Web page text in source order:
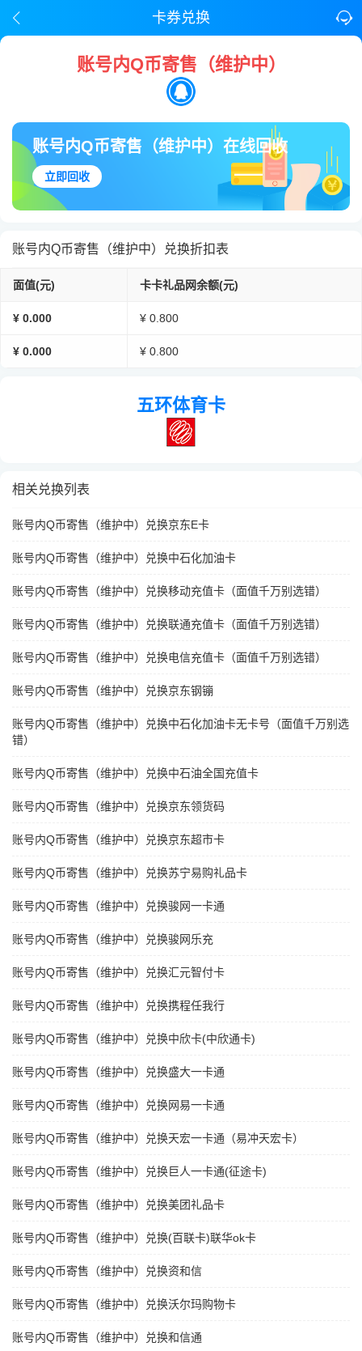
卡券兑换
账号内Q币寄售（维护中）
账号内Q币寄售（维护中）在线回收
立即回收
账号内Q币寄售（维护中）兑换折扣表
面值(元) 卡卡礼品网余额(元)
¥ 0.000 ¥ 0.800
¥ 0.000 ¥ 0.800
五环体育卡
相关兑换列表
账号内Q币寄售（维护中）兑换京东E卡
账号内Q币寄售（维护中）兑换中石化加油卡
账号内Q币寄售（维护中）兑换移动充值卡（面值千万别选错）
账号内Q币寄售（维护中）兑换联通充值卡（面值千万别选错）
账号内Q币寄售（维护中）兑换电信充值卡（面值千万别选错）
账号内Q币寄售（维护中）兑换京东钢镚
账号内Q币寄售（维护中）兑换中石化加油卡无卡号（面值千万别选
错）
账号内Q币寄售（维护中）兑换中石油全国充值卡
账号内Q币寄售（维护中）兑换京东领货码
账号内Q币寄售（维护中）兑换京东超市卡
账号内Q币寄售（维护中）兑换苏宁易购礼品卡
账号内Q币寄售（维护中）兑换骏网一卡通
账号内Q币寄售（维护中）兑换骏网乐充
账号内Q币寄售（维护中）兑换汇元智付卡
账号内Q币寄售（维护中）兑换携程任我行
账号内Q币寄售（维护中）兑换中欣卡(中欣通卡)
账号内Q币寄售（维护中）兑换盛大一卡通
账号内Q币寄售（维护中）兑换网易一卡通
账号内Q币寄售（维护中）兑换天宏一卡通（易冲天宏卡）
账号内Q币寄售（维护中）兑换巨人一卡通(征途卡)
账号内Q币寄售（维护中）兑换美团礼品卡
账号内Q币寄售（维护中）兑换(百联卡)联华ok卡
账号内Q币寄售（维护中）兑换资和信
账号内Q币寄售（维护中）兑换沃尔玛购物卡
账号内Q币寄售（维护中）兑换和信通